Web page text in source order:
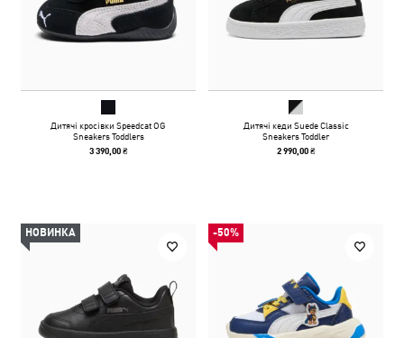
Дитячі кросівки Speedcat OG
Sneakers Toddlers
3 390,00 ₴
Дитячі кеди Suede Classic
Sneakers Toddler
2 990,00 ₴
НОВИНКА -50%